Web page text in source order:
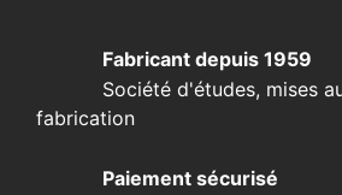
Fabricant depuis 1959
Société d'études, mises
fabrication
Paiement sécurisé